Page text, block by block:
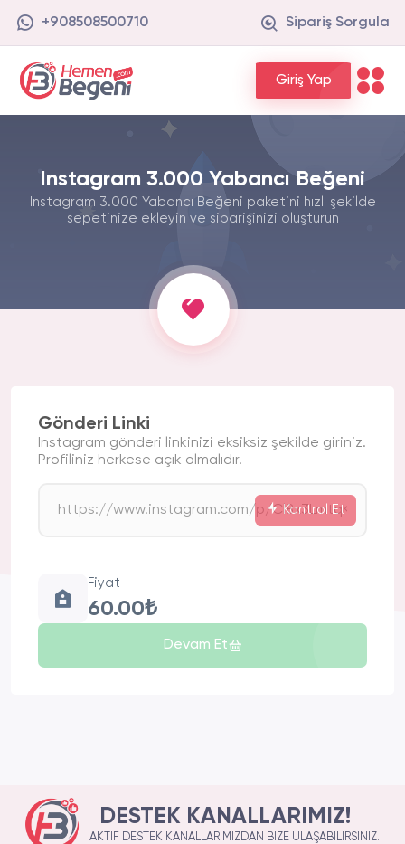
+908508500710 Sipariş Sorgula
Giriş Yap
Instagram 3.000 Yabancı Beğeni
Instagram 3.000 Yabancı Beğeni paketini hızlı şekilde
sepetinize ekleyin ve siparişinizi oluşturun
Gönderi Linki
Instagram gönderi linkinizi eksiksiz şekilde giriniz.
Profiliniz herkese açık olmalıdır.
Kontrol Et
Fiyat
60.00₺
Devam Et
DESTEK KANALLARIMIZ!
AKTIF DESTEK KANALLARIMIZDAN BIZE ULAŞABILIRSINIZ.